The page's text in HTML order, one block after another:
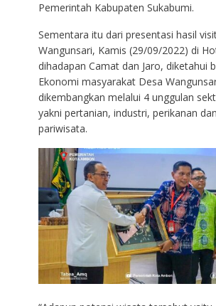
Pemerintah Kabupaten Sukabumi.
Sementara itu dari presentasi hasil
Wangunsari, Kamis (29/09/2022) di
dihadapan Camat dan Jaro, diketahui
Ekonomi masyarakat Desa
dikembangkan melalui 4 unggulan
yakni pertanian, industri, perikanan
pariwisata.